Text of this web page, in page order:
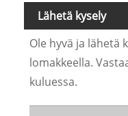
Lähetä kysely
Ole hyvä ja lähetä
lomakkeella.
kuluessa.